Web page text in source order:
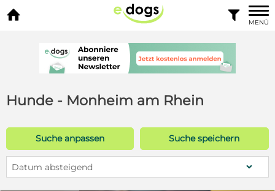
 
MENÜ
Hunde - Monheim am Rhein
Suche anpassen Suche speichern
Datum absteigend